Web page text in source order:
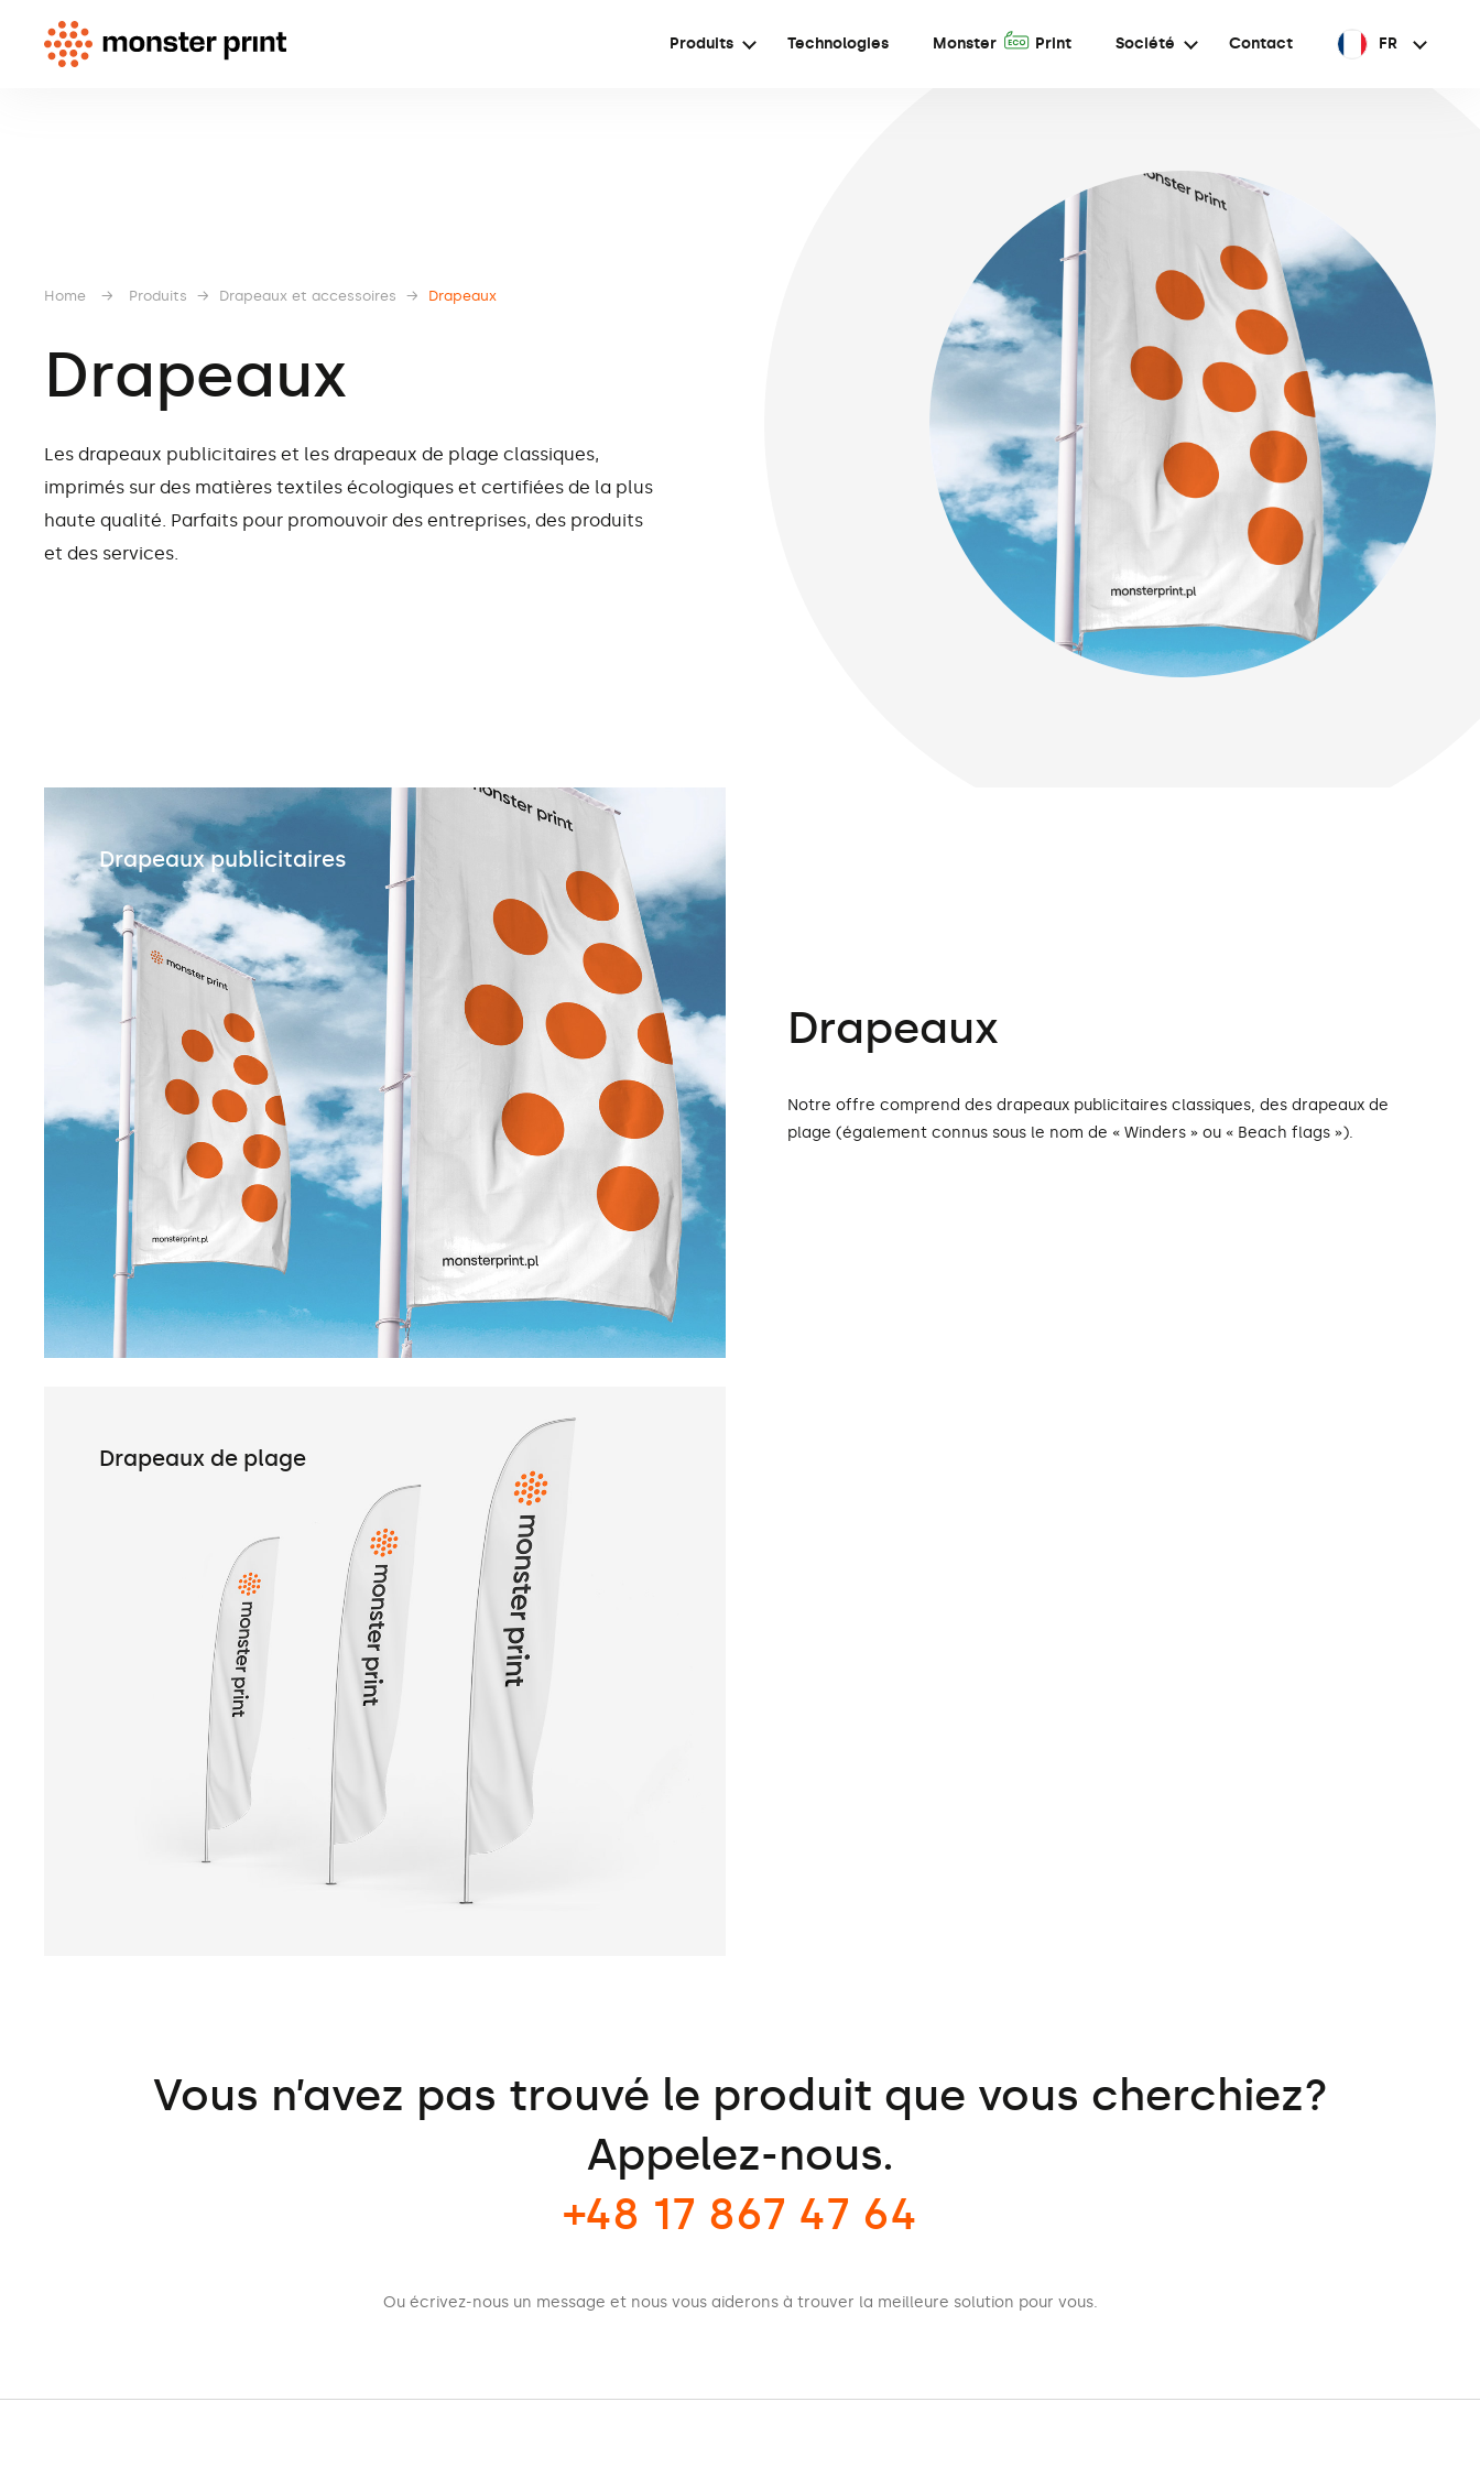
Produits Technologies Monster A Print Société Contact FR
Home → Produits → Drapeaux et accessoires → Drapeaux
Drapeaux
Les drapeaux publicitaires et les drapeaux de plage classiques,
imprimés sur des matières textiles écologiques et certifiées de la plus
haute qualité. Parfaits pour promouvoir des entreprises, des produits
et des services.
Drapeaux publicitaires
Drapeaux
Notre offre comprend des drapeaux publicitaires classiques, des drapeaux de
plage (également connus sous le nom de « Winders » ou « Beach flags »).
Drapeaux de plage
Vous n’avez pas trouvé le produit que vous cherchiez?
Appelez-nous.
+48 17 867 47 64
Ou écrivez-nous un message et nous vous aiderons à trouver la meilleure solution pour vous.